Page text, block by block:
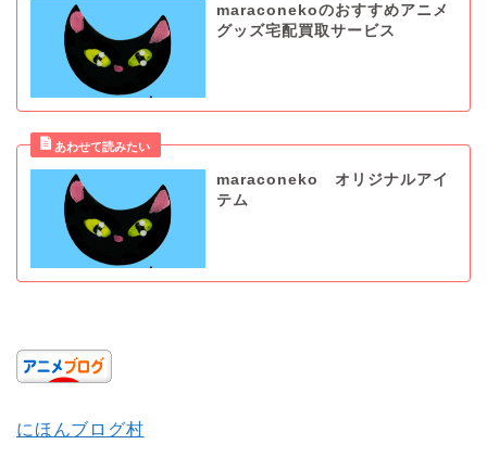
maraconekoのおすすめアニメ
グッズ宅配買取サービス
maraconeko オリジナルアイ
テム
にほんブログ村